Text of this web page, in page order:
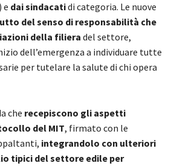
e dai sindacatidi categoria. Le nuove
del senso di responsabilità che
della filiera del settore,
dell’emergenza a individuare tutte
per tutelare la salute di chi opera
che recepiscono gli aspetti
del MIT, firmato con le
integrandolo con ulteriori
tipici del settore edile per